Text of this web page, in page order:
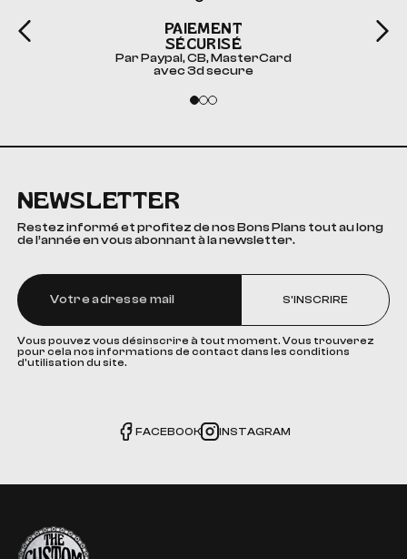
PAIEMENT
SÉCURISÉ
Par Paypal, CB, MasterCard
avec 3d secure
NEWSLETTER
Restez informé et profitez de nos Bons Plans tout au long
de l’année en vous abonnant à la newsletter.
S'INSCRIRE
Vous pouvez vous désinscrire à tout moment. Vous trouverez
pour cela nos informations de contact dans les conditions
d'utilisation du site.
FACEBOOK INSTAGRAM
The Custom Corner